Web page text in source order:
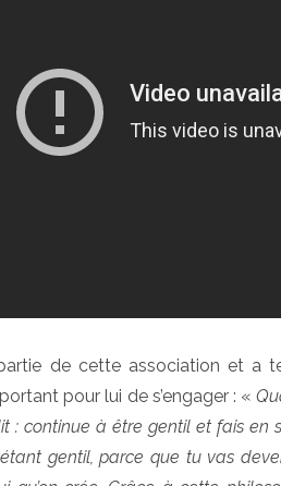
partie de cette association et a
pour lui de s’engager : «
: continue à être gentil et fais en
gentil, parce que tu vas